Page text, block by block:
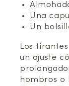
Una
Un
Los
un ajuste
hombros o